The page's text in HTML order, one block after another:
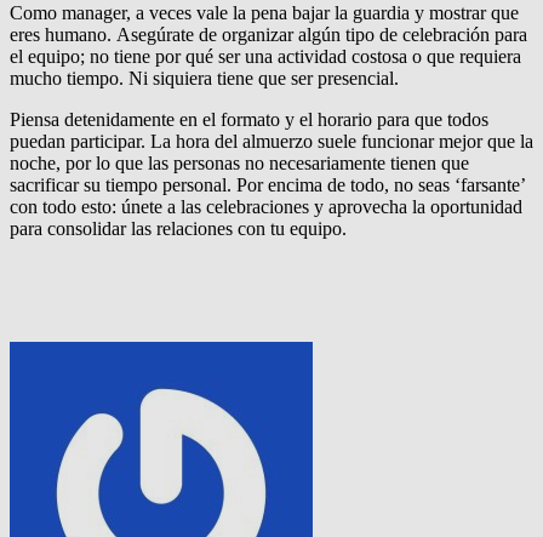
Como manager, a veces vale la pena bajar la guardia y mostrar que
eres humano. Asegúrate de organizar algún tipo de celebración para
el equipo; no tiene por qué ser una actividad costosa o que requiera
mucho tiempo. Ni siquiera tiene que ser presencial.
Piensa detenidamente en el formato y el horario para que todos
puedan participar. La hora del almuerzo suele funcionar mejor que la
noche, por lo que las personas no necesariamente tienen que
sacrificar su tiempo personal. Por encima de todo, no seas ‘farsante’
con todo esto: únete a las celebraciones y aprovecha la oportunidad
para consolidar las relaciones con tu equipo.